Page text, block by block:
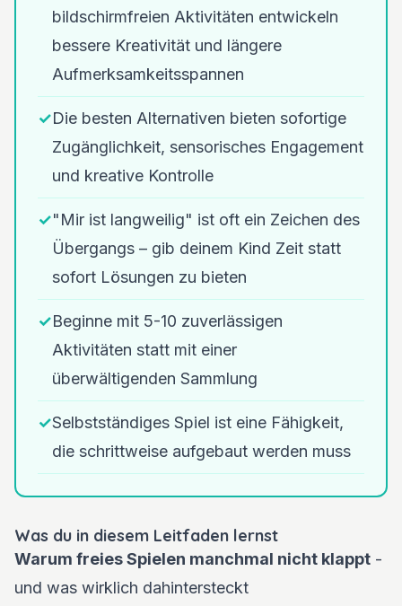
bildschirmfreien Aktivitäten entwickeln
bessere Kreativität und längere
Aufmerksamkeitsspannen
✓Die besten Alternativen bieten sofortige
Zugänglichkeit, sensorisches Engagement
und kreative Kontrolle
✓"Mir ist langweilig" ist oft ein Zeichen des
Übergangs – gib deinem Kind Zeit statt
sofort Lösungen zu bieten
✓Beginne mit 5-10 zuverlässigen
Aktivitäten statt mit einer
überwältigenden Sammlung
✓Selbstständiges Spiel ist eine Fähigkeit,
die schrittweise aufgebaut werden muss
Was du in diesem Leitfaden lernst
Warum freies Spielen manchmal nicht klappt -
und was wirklich dahintersteckt